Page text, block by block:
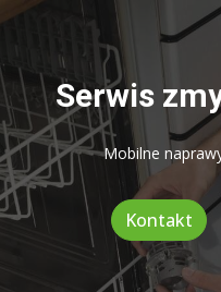
Serwis
Mobilne
Kontakt